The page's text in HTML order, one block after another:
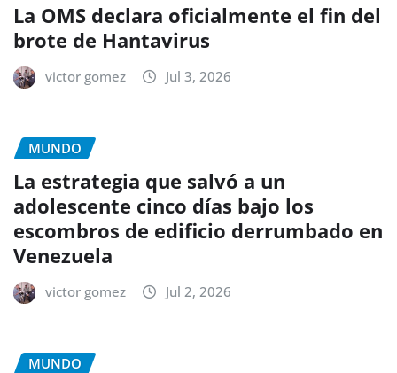
La OMS declara oficialmente el fin del
brote de Hantavirus
victor gomez Jul 3, 2026
MUNDO
La estrategia que salvó a un
adolescente cinco días bajo los
escombros de edificio derrumbado en
Venezuela
victor gomez Jul 2, 2026
MUNDO